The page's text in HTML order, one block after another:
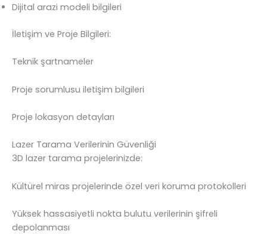
Dijital arazi modeli bilgileri
İletişim ve Proje Bilgileri:
Teknik şartnameler
Proje sorumlusu iletişim bilgileri
Proje lokasyon detayları
Lazer Tarama Verilerinin Güvenliği
3D lazer tarama projelerinizde:
Kültürel miras projelerinde özel veri koruma protokolleri
Yüksek hassasiyetli nokta bulutu verilerinin şifreli
depolanması